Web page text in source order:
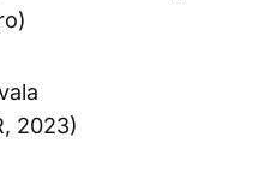
2023)